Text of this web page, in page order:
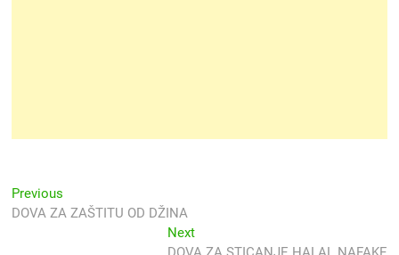
Navigacija
objava
Previous
post:
DOVA ZA ZAŠTITU OD DŽINA
NextNext
post: